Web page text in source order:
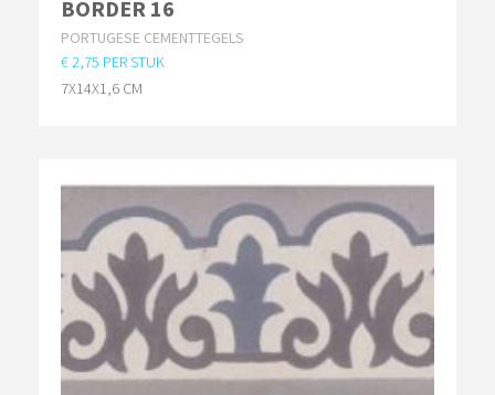
BORDER 16
PORTUGESE CEMENTTEGELS
€ 2,75 PER STUK
7X14X1,6 CM